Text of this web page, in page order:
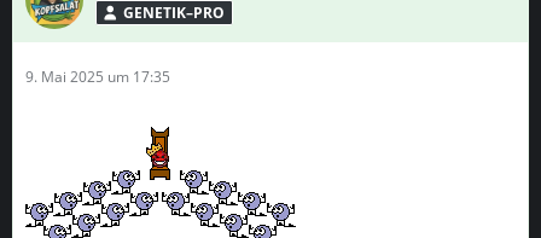
GENETIK–PRO
9. Mai 2025 um 17:35